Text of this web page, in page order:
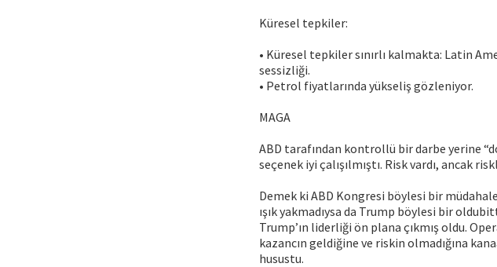
Küresel tepkiler:
• Küresel tepkiler sınırlı kalmakta: Latin
sessizliği.
• Petrol fiyatlarında yükseliş gözleniyor.
MAGA
ABD tarafından kontrollü bir darbe yerine
seçenek iyi çalışılmıştı. Risk vardı, ancak
Demek ki ABD Kongresi böylesi bir
ışık yakmadıysa da Trump böylesi bir
Trump’ın liderliği ön plana çıkmış oldu.
kazancın geldiğine ve riskin olmadığına
husustu.